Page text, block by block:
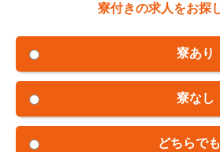
寮付きの求人をお探
寮あり
寮なし
どちらで